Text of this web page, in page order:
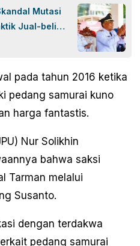
Mutasi
Jual-beli
pada tahun 2016 ketika
pedang samurai kuno
harga fantastis.
Nur Solikhin
bahwa saksi
Tarman melalui
Susanto.
dengan terdakwa
pedang samurai